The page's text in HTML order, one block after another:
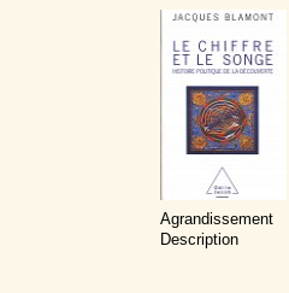
Agrandissement
Description